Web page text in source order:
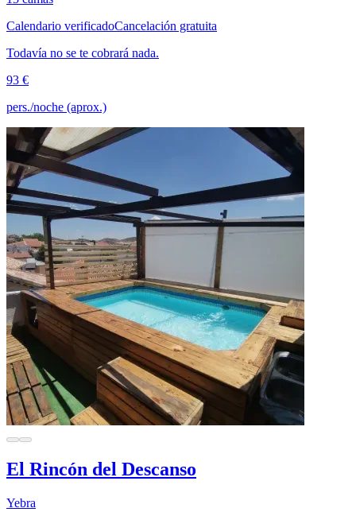
Calendario verificadoCancelación gratuita
Todavía no se te cobrará nada.
93 €
pers./noche (aprox.)
El Rincón del Descanso
Yebra